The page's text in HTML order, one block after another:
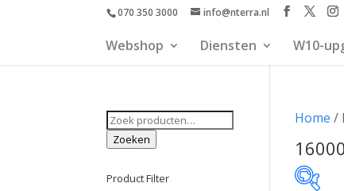
070 350 3000 info@nterra.nl
Webshop Diensten W10-
Home /
16000
Zoeken
naar:
Zoeken
Product Filter